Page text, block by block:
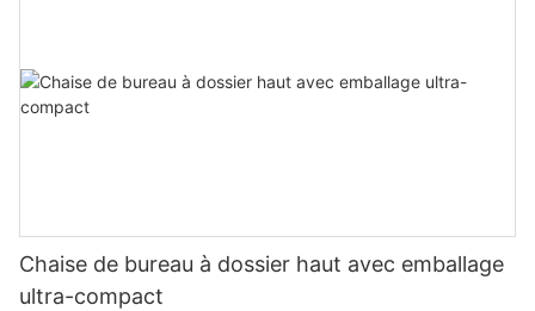
Chaise de bureau à dossier haut avec emballage
ultra-compact